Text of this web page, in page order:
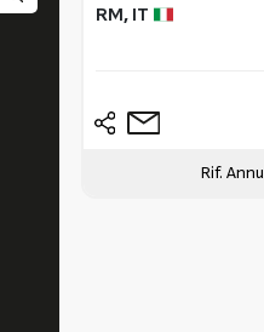
RM,IT
Rif.